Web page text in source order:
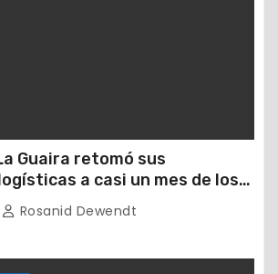
Guaira retomó sus
a casi un mes de los
terremotos
Rosanid Dewendt